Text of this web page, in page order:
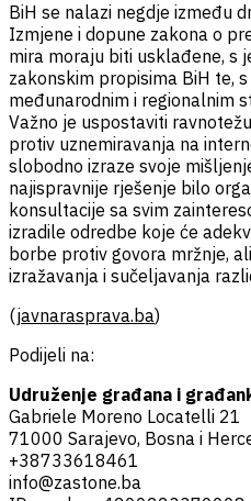
BiH se nalazi negdje između
Izmjene i dopune zakona o
mira moraju biti usklađene, s
zakonskim propisima BiH te,
međunarodnim i regionalnim
Važno je uspostaviti
protiv uznemiravanja na
slobodno izraze svoje
najispravnije rješenje bilo
konsultacije sa svim
izradile odredbe koje će
borbe protiv govora mržnje,
izražavanja i sučeljavanja
(javnarasprava.ba)
Podijeli na:
Udruženje građana i
Gabriele Moreno Locatelli 21
71000 Sarajevo, Bosna i
+38733618461
info@zastone.ba